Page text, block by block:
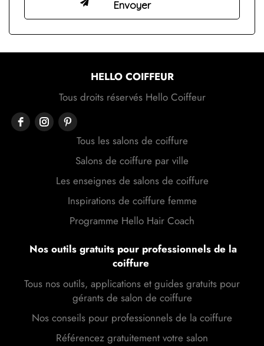
HELLO COIFFEUR
Tous droits réservés Hello Coiffeur
Tous les salons de coiffure
Salons de coiffure par ville
Les enseignes de salons de coiffure
Inspirations de coiffure femme
Programme Hello Hair Coach
Nos outils gratuits pour professionnels de la
coiffure
Tous nos outils, applications et guides gratuits pour
gérants de salon de coiffure
Nos conseils pour professionnels de la coiffure
Référencez gratuitement votre salon